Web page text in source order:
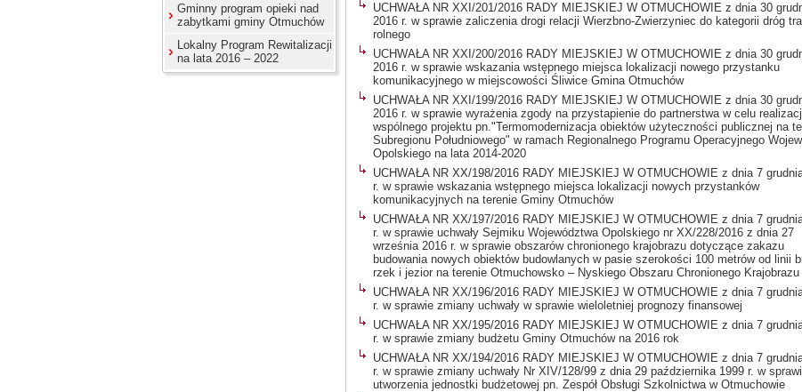
Gminny program opieki nad
zabytkami gminy Otmuchów
Lokalny Program Rewitalizacji
na lata 2016 – 2022
UCHWAŁA NR XXI/201/2016 RADY MIEJSKIEJ W OTMUCHOWIE z dnia 30
2016 r. w sprawie zaliczenia drogi relacji Wierzbno-Zwierzyniec do kategorii dróg
rolnego
UCHWAŁA NR XXI/200/2016 RADY MIEJSKIEJ W OTMUCHOWIE z dnia 30
2016 r. w sprawie wskazania wstępnego miejsca lokalizacji nowego przystanku
komunikacyjnego w miejscowości Śliwice Gmina Otmuchów
UCHWAŁA NR XXI/199/2016 RADY MIEJSKIEJ W OTMUCHOWIE z dnia 30
2016 r. w sprawie wyrażenia zgody na przystapienie do partnerstwa w celu
wspólnego projektu pn."Termomodernizacja obiektów użyteczności publicznej na
Subregionu Południowego" w ramach Regionalnego Programu Operacyjnego
Opolskiego na lata 2014-2020
UCHWAŁA NR XX/198/2016 RADY MIEJSKIEJ W OTMUCHOWIE z dnia 7
r. w sprawie wskazania wstępnego miejsca lokalizacji nowych przystanków
komunikacyjnych na terenie Gminy Otmuchów
UCHWAŁA NR XX/197/2016 RADY MIEJSKIEJ W OTMUCHOWIE z dnia 7
r. w sprawie uchwały Sejmiku Województwa Opolskiego nr XX/228/2016 z dnia 27
września 2016 r. w sprawie obszarów chronionego krajobrazu dotyczące zakazu
budowania nowych obiektów budowlanych w pasie szerokości 100 metrów od linii
rzek i jezior na terenie Otmuchowsko – Nyskiego Obszaru Chronionego Krajobrazu
UCHWAŁA NR XX/196/2016 RADY MIEJSKIEJ W OTMUCHOWIE z dnia 7
r. w sprawie zmiany uchwały w sprawie wieloletniej prognozy finansowej
UCHWAŁA NR XX/195/2016 RADY MIEJSKIEJ W OTMUCHOWIE z dnia 7
r. w sprawie zmiany budżetu Gminy Otmuchów na 2016 rok
UCHWAŁA NR XX/194/2016 RADY MIEJSKIEJ W OTMUCHOWIE z dnia 7
r. w sprawie zmiany uchwały Nr XIV/128/99 z dnia 29 października 1999 r. w
utworzenia jednostki budżetowej pn. Zespół Obsługi Szkolnictwa w Otmuchowie